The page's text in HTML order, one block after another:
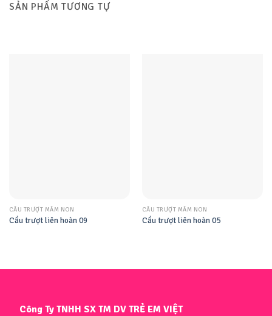
SẢN PHẨM TƯƠNG TỰ
CẦU TRƯỢT MẦM NON
Cầu trượt liên hoàn 09
CẦU TRƯỢT MẦM NON
Cầu trượt liên hoàn 05
Công Ty TNHH SX TM DV TRẺ EM VIỆT